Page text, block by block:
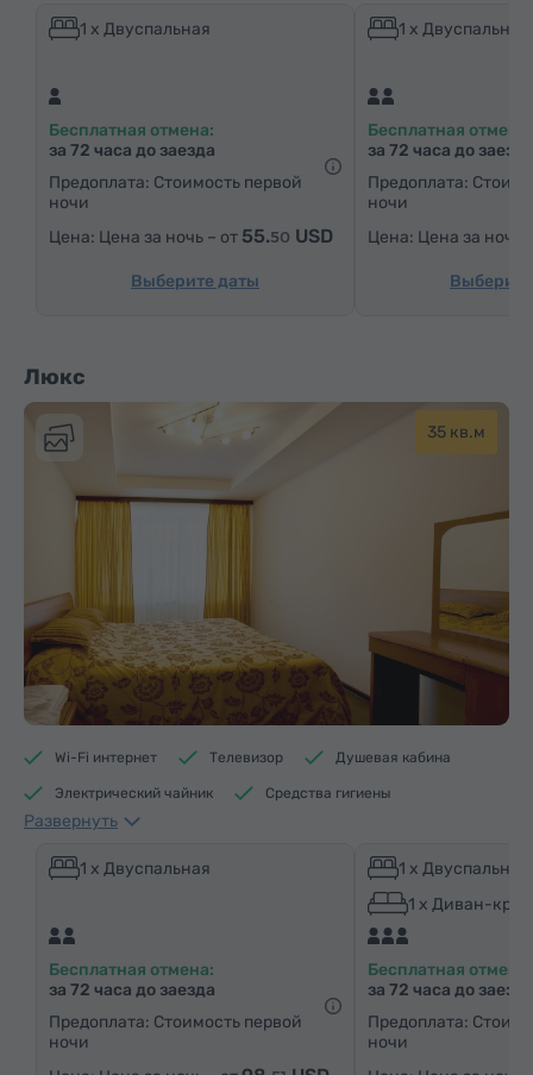
Письменный стол Стол Диван
Спутниковые телеканалы Паркетные полы
Холодильник
1 x Двуспальная
Бесплатная отмена:
за 72 часа до заезда
Предоплата: Стоимость первой
ночи
Цена за ночь – от 55.50 USD
Выберите даты
1 x Двуспальная
Бесплатная отмена:
за 72 часа до заезда
Предоплата:
ночи
Цена за ночь
Люкс
35 кв.м
Wi-Fi интернет Телевизор Душевая кабина
Электрический чайник Средства гигиены
Полотенца
Шкаф/Гардероб Гостиная
Телефон
Спутниковые телеканалы Паркетные полы
Кухонный уголок
Развернуть
1 x Двуспальная
Бесплатная отмена:
за 72 часа до заезда
Предоплата: Стоимость первой
ночи
1 x Двуспальная
1 x Диван-
Бесплатная отмена:
за 72 часа до заезда
Предоплата:
ночи